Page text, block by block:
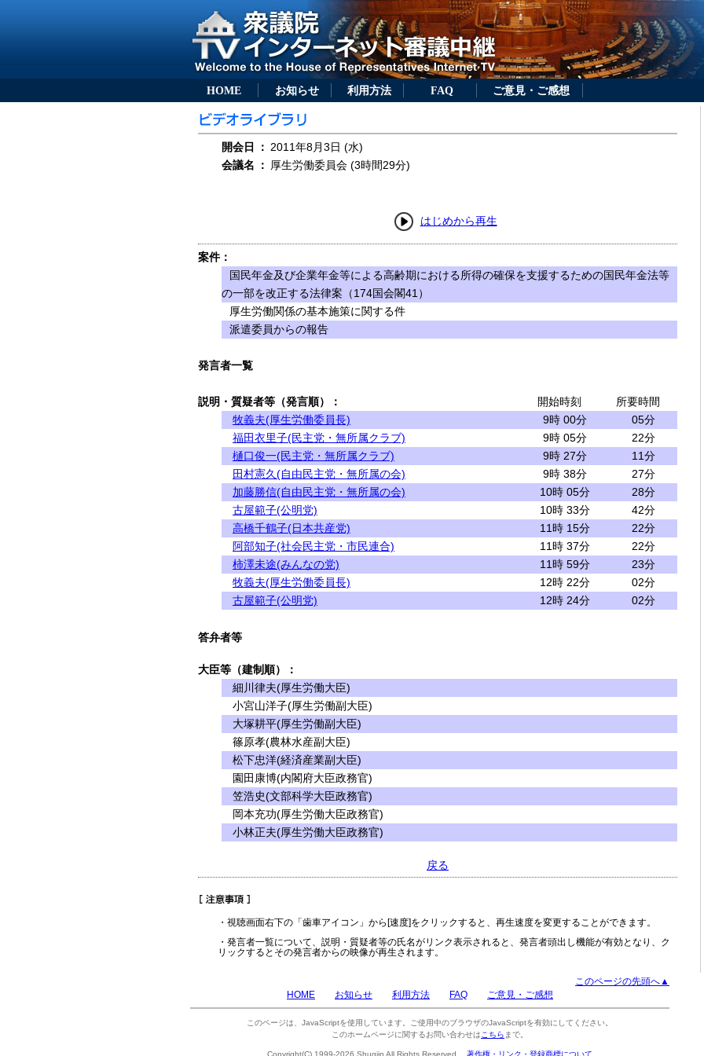
HOME お知らせ 利用方法 FAQ ご意見・ご感想
開会日 ： 2011年8月3日 (水)
会議名
： 厚生労働委員会 (3時間29分)
はじめから再生
案件：
国民年金及び企業年金等による高齢期における所得の確保を支援するための国民年金法等
の一部を改正する法律案（174国会閣41）
厚生労働関係の基本施策に関する件
派遣委員からの報告
発言者一覧
説明・質疑者等（発言順）： 開始時刻
所要時間
牧義夫(厚生労働委員長)
9時 00分
05分
福田衣里子(民主党・無所属クラブ)
9時 05分
22分
樋口俊一(民主党・無所属クラブ)
9時 27分
11分
田村憲久(自由民主党・無所属の会)
9時 38分
27分
加藤勝信(自由民主党・無所属の会)
10時 05分
28分
古屋範子(公明党)
10時 33分
42分
高橋千鶴子(日本共産党)
11時 15分
22分
阿部知子(社会民主党・市民連合)
11時 37分
22分
柿澤未途(みんなの党)
11時 59分
23分
牧義夫(厚生労働委員長)
12時 22分
02分
古屋範子(公明党)
12時 24分 02分
答弁者等
大臣等（建制順）：
細川律夫(厚生労働大臣)
小宮山洋子(厚生労働副大臣)
大塚耕平(厚生労働副大臣)
篠原孝(農林水産副大臣)
松下忠洋(経済産業副大臣)
園田康博(内閣府大臣政務官)
笠浩史(文部科学大臣政務官)
岡本充功(厚生労働大臣政務官)
小林正夫(厚生労働大臣政務官)
戻る
・視聴画面右下の「歯車アイコン」から[速度]をクリックすると、再生速度を変更することができます。
・発言者一覧について、説明・質疑者等の氏名がリンク表示されると、発言者頭出し機能が有効となり、ク
リックするとその発言者からの映像が再生されます。
このページの先頭へ▲
HOME
お知らせ 利用方法 FAQ ご意見・ご感想
このページは、JavaScriptを使用しています。ご使用中のブラウザのJavaScriptを有効にしてください。
このホームページに関するお問い合わせは こちら まで。
Copyright(C) 1999-2026 Shugiin All Rights Reserved. 著作権・リンク・登録商標について